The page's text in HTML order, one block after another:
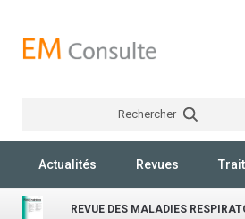
Rechercher
Actualités Revues
REVUE DES MALADIES